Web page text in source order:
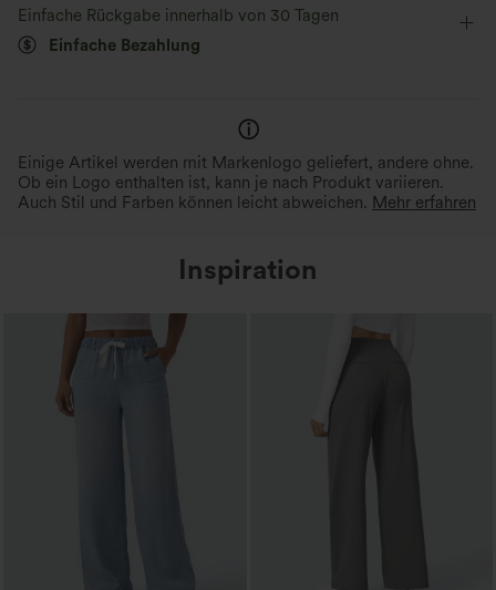
weich Feuchtigkeitsableitend
überziehen Yoga & Pilates bodenlang
mit hohem Bund weites Bein
Einfache Rückgabe innerhalb von 30 Tagen
Einfache Bezahlung
Einige Artikel werden mit Markenlogo geliefert, andere ohne.
Ob ein Logo enthalten ist, kann je nach Produkt variieren.
Auch Stil und Farben können leicht abweichen. Mehr erfahren
Inspiration